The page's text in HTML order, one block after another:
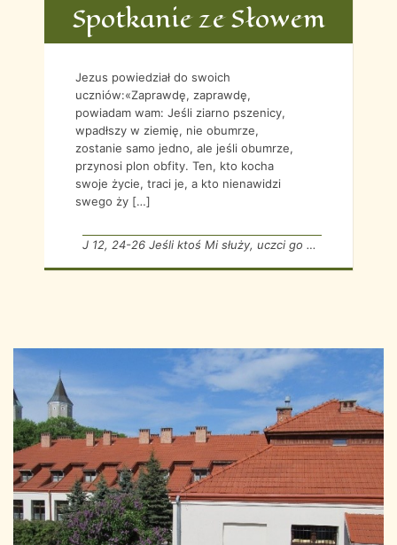
Spotkanie ze Słowem
Jezus powiedział do swoich
uczniów:«Zaprawdę, zaprawdę,
powiadam wam: Jeśli ziarno pszenicy,
wpadłszy w ziemię, nie obumrze,
zostanie samo jedno, ale jeśli obumrze,
przynosi plon obfity. Ten, kto kocha
swoje życie, traci je, a kto nienawidzi
swego ży […]
J 12, 24-26 Jeśli ktoś Mi służy, uczci go mój Ojciec